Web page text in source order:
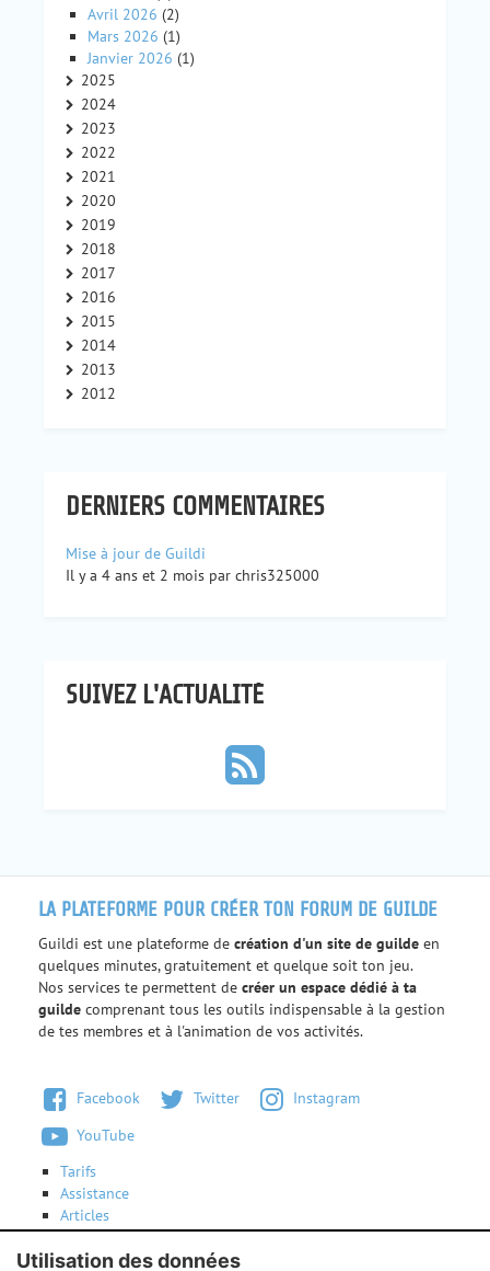
Avril 2026 (2)
Mars 2026 (1)
Janvier 2026 (1)
2025
2024
2023
2022
2021
2020
2019
2018
2017
2016
2015
2014
2013
2012
DERNIERS COMMENTAIRES
Mise à jour de Guildi
Il y a 4 ans et 2 mois par chris325000
SUIVEZ L'ACTUALITÉ
LA PLATEFORME POUR CRÉER TON FORUM DE GUILDE
Guildi est une plateforme de création d'un site de guilde en
quelques minutes, gratuitement et quelque soit ton jeu.
Nos services te permettent de créer un espace dédié à ta
guilde comprenant tous les outils indispensable à la gestion
de tes membres et à l'animation de vos activités.
Facebook Twitter
Instagram
YouTube
Tarifs
Assistance
Articles
Conditions d'utilisation
Contactez-nous
Utilisation des données